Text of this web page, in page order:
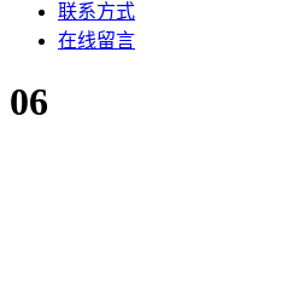
联系方式
在线留言
06